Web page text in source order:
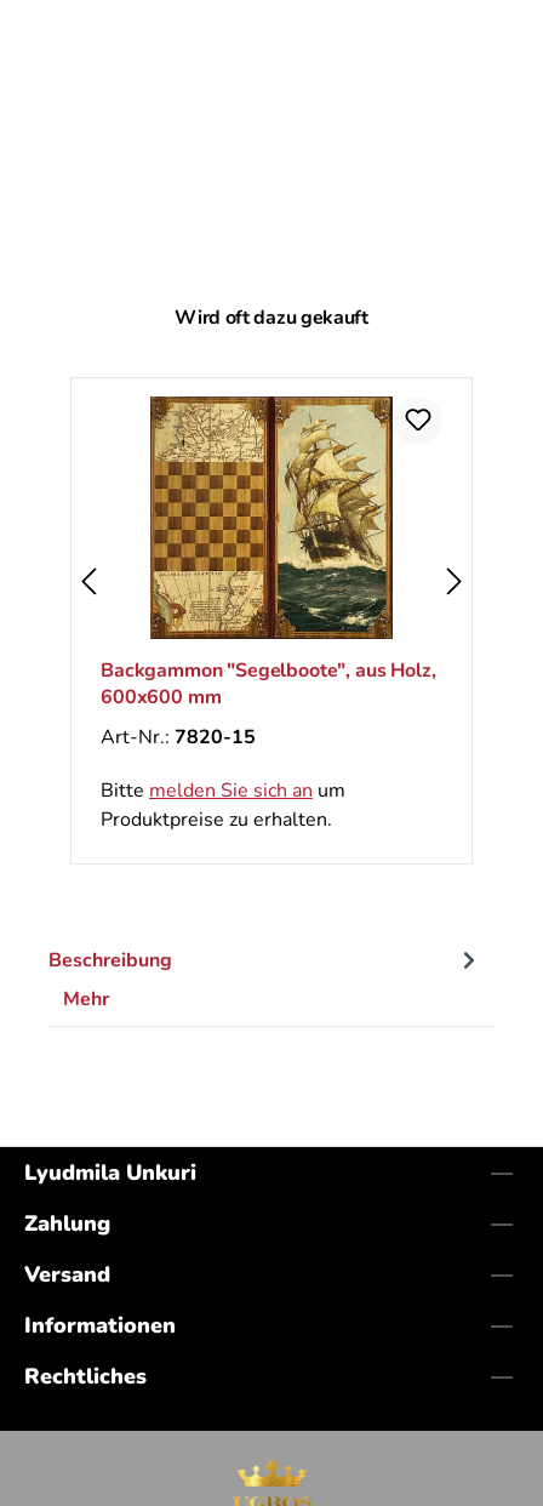
Produktgalerie überspringen
Wird oft dazu gekauft
Backgammon "Segelboote", aus Holz,
600x600 mm
Art-Nr.: 7820-15
Bitte melden Sie sich an um
Produktpreise zu erhalten.
Beschreibung
Mehr
Lyudmila Unkuri
Zahlung
Versand
Informationen
Rechtliches